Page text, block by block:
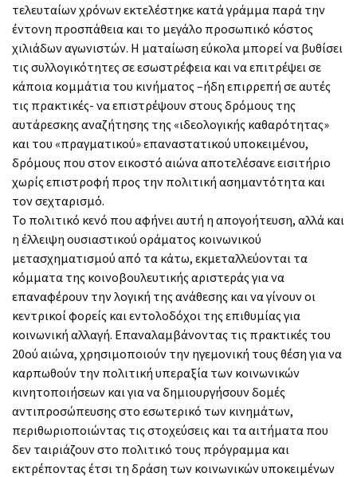
τελευταίων χρόνων εκτελέστηκε κατά γράμμα παρά την
έντονη προσπάθεια και το μεγάλο προσωπικό κόστος
χιλιάδων αγωνιστών. Η ματαίωση εύκολα μπορεί να βυθίσει
τις συλλογικότητες σε εσωστρέφεια και να επιτρέψει σε
κάποια κομμάτια του κινήματος –ήδη επιρρεπή σε αυτές
τις πρακτικές- να επιστρέψουν στους δρόμους της
αυτάρεσκης αναζήτησης της «ιδεολογικής καθαρότητας»
και του «πραγματικού» επαναστατικού υποκειμένου,
δρόμους που στον εικοστό αιώνα αποτελέσανε εισιτήριο
χωρίς επιστροφή προς την πολιτική ασημαντότητα και
τον σεχταρισμό.
Το πολιτικό κενό που αφήνει αυτή η απογοήτευση, αλλά και
η έλλειψη ουσιαστικού οράματος κοινωνικού
μετασχηματισμού από τα κάτω, εκμεταλλεύονται τα
κόμματα της κοινοβουλευτικής αριστεράς για να
επαναφέρουν την λογική της ανάθεσης και να γίνουν οι
κεντρικοί φορείς και εντολοδόχοι της επιθυμίας για
κοινωνική αλλαγή. Επαναλαμβάνοντας τις πρακτικές του
20ού αιώνα, χρησιμοποιούν την ηγεμονική τους θέση για να
καρπωθούν την πολιτική υπεραξία των κοινωνικών
κινητοποιήσεων και για να δημιουργήσουν δομές
αντιπροσώπευσης στο εσωτερικό των κινημάτων,
περιθωριοποιώντας τις στοχεύσεις και τα αιτήματα που
δεν ταιριάζουν στο πολιτικό τους πρόγραμμα και
εκτρέποντας έτσι τη δράση των κοινωνικών υποκειμένων